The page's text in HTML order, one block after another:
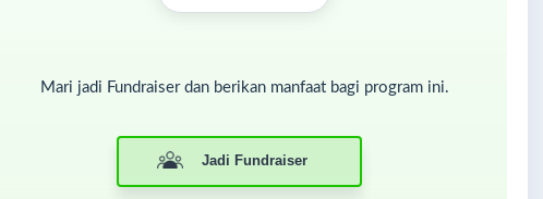
Mari jadi Fundraiser dan berikan manfaat bagi program ini.
Jadi Fundraiser